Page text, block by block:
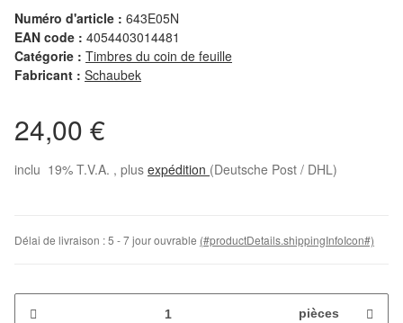
Numéro d'article : 643E05N
EAN code : 4054403014481
Catégorie : Timbres du coin de feuille
Fabricant : Schaubek
24,00 €
inclu 19% T.V.A. , plus expédition (Deutsche Post / DHL)
Délai de livraison :5 - 7 jour ouvrable (#productDetails.shippingInfoIcon#)
pièces